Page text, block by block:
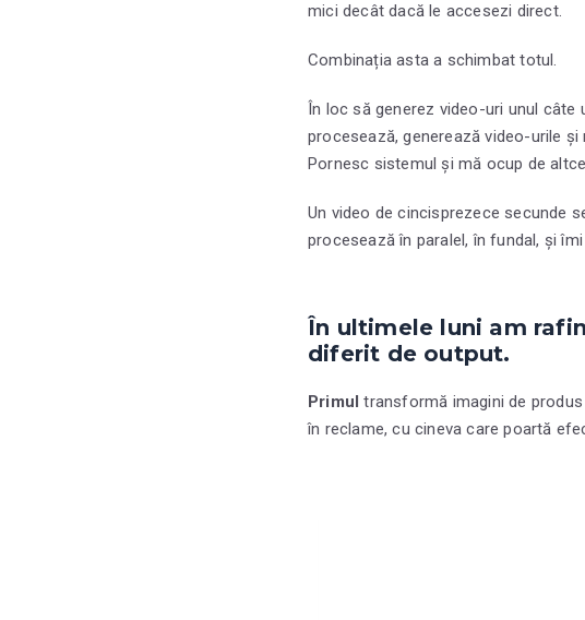
mici decât dacă le accesezi direct.
Combinația asta a schimbat totul.
În loc să generez video-uri unul
procesează, generează video-urile
Pornesc sistemul și mă ocup de
Un video de cincisprezece secunde
procesează în paralel, în fundal, și
În ultimele luni am
diferit de output.
Primul transformă imagini de
în reclame, cu cineva care poartă